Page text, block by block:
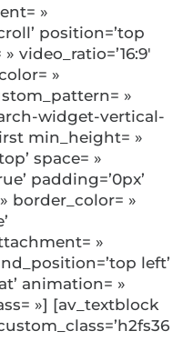
»
position=’top
video_ratio=’16:9′
»
»
widget-vertical-
min_height= »
space= »
padding=’0px’
border_color= »
»
left’
animation= »
»] [av_textblock